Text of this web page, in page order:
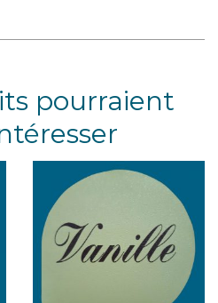
pourraient